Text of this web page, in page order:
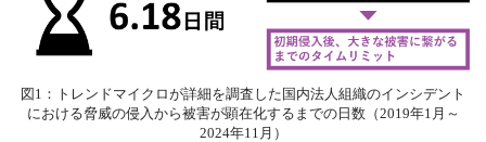
図1：トレンドマイクロが詳細を調査した国内法人組織のインシデント
における脅威の侵入から被害が顕在化するまでの日数（2019年1月～
2024年11月）